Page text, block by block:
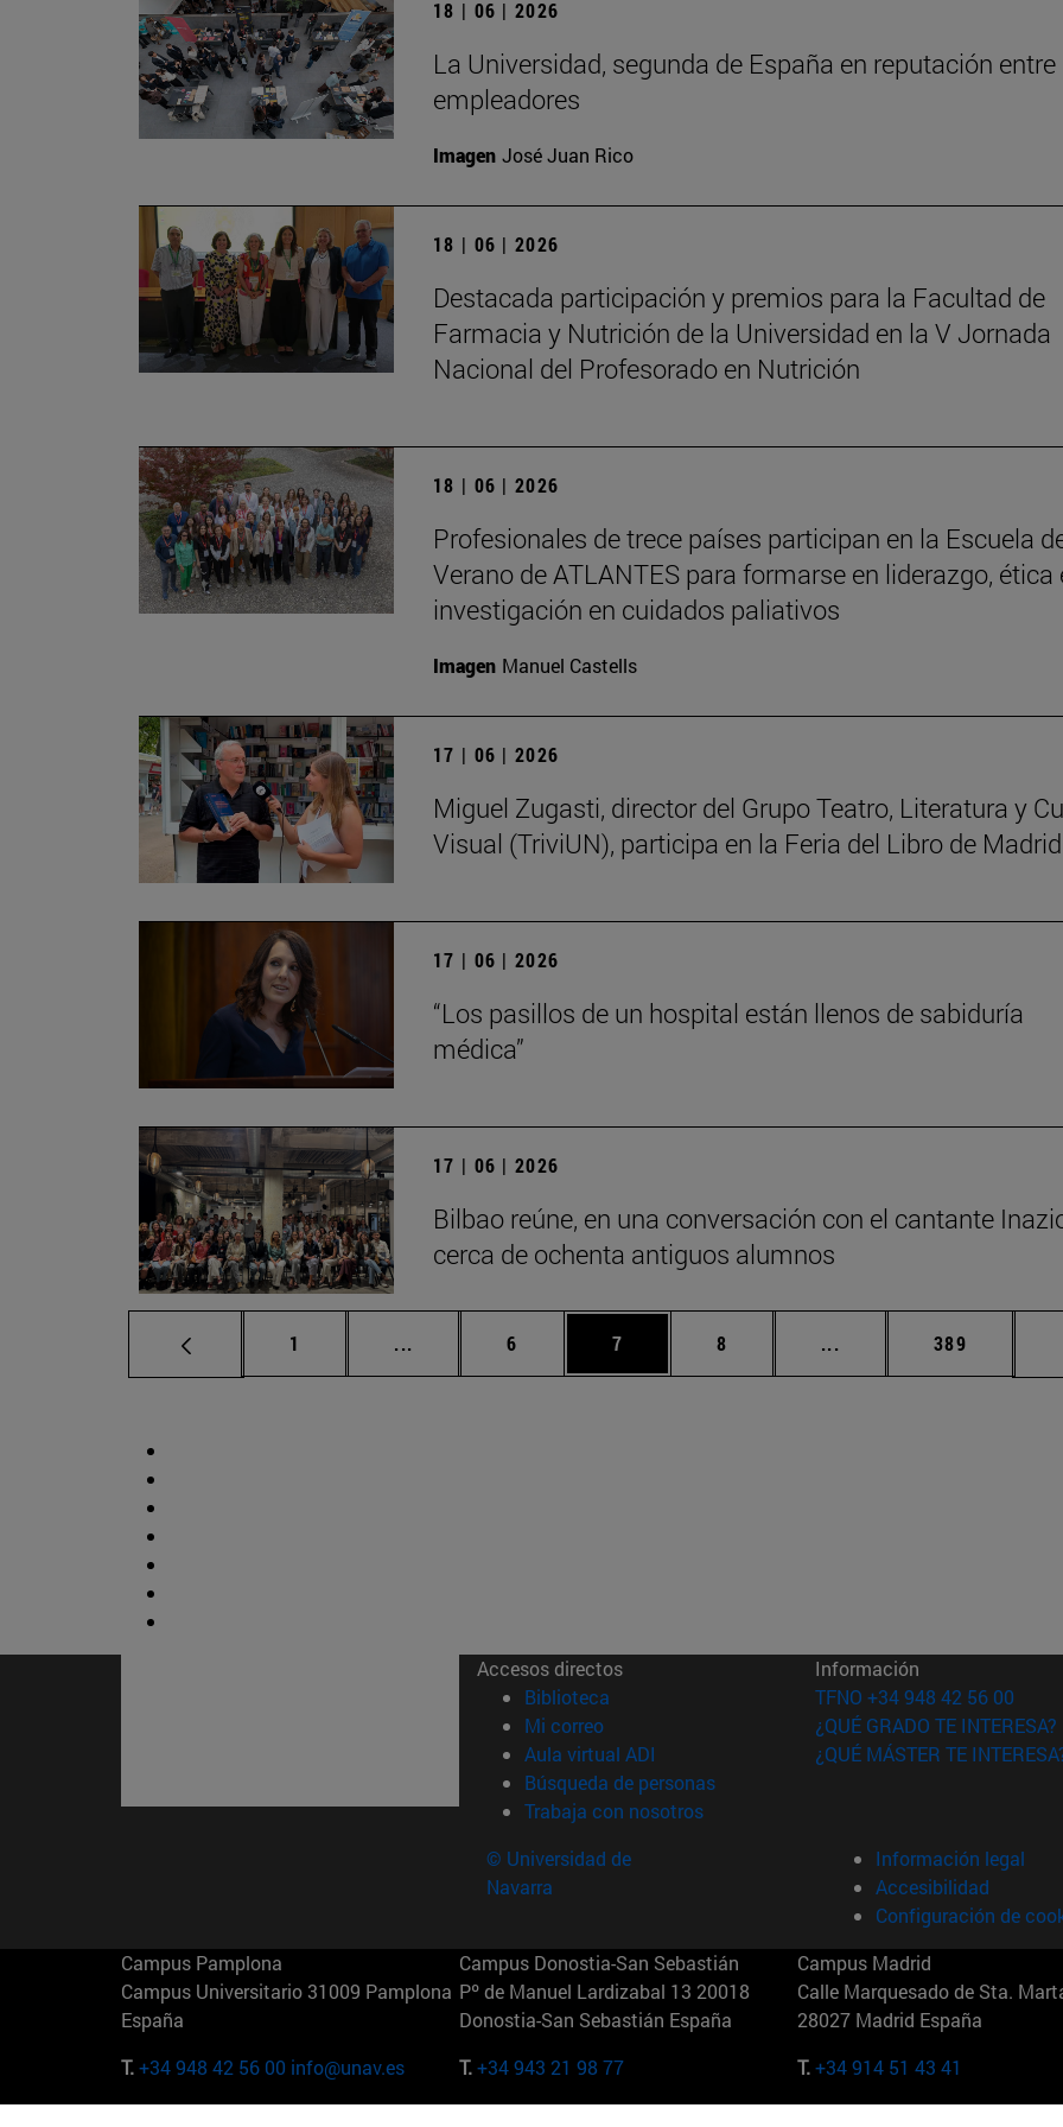
18 | 06 | 2026
La Universidad, segunda de España en reputación entre
empleadores
Imagen José Juan Rico
18 | 06 | 2026
Destacada participación y premios para la Facultad de
Farmacia y Nutrición de la Universidad en la V Jornada
Nacional del Profesorado en Nutrición
18 | 06 | 2026
Profesionales de trece países participan en la Escuela
Verano de ATLANTES para formarse en liderazgo, ética
investigación en cuidados paliativos
Imagen Manuel Castells
17 | 06 | 2026
Miguel Zugasti, director del Grupo Teatro, Literatura y
Visual (TriviUN), participa en la Feria del Libro de Madrid
17 | 06 | 2026
“Los pasillos de un hospital están llenos de sabiduría
médica”
17 | 06 | 2026
Bilbao reúne, en una conversación con el cantante
cerca de ochenta antiguos alumnos
Página
1 ... Páginas intermedias Use TAB para desplazarse.
Página
6 Página
7 Página
8 ... Páginas intermedias
Página
389
Accesos directos
Biblioteca (abre en nueva ventana)
Mi correo(abre en nueva ventana)
Aula virtual ADI (abre en nueva ventana)
Búsqueda de personas(abre en nueva ventana)
Trabaja con nosotros(abre en nueva ventana)
Información
TFNO +34 948 42 56 00
¿QUÉ GRADO TE INTERESA?
¿QUÉ MÁSTER TE
© Universidad de
Navarra
Información legal
Accesibilidad
Configuración de
Campus Pamplona
Campus Universitario 31009 Pamplona
España
T.+34 948 42 56 00 info@unav.es
Campus Donostia-San Sebastián
Pº de Manuel Lardizabal 13 20018
Donostia-San Sebastián España
T.+34 943 21 98 77
Campus Madrid
Calle Marquesado de Sta.
28027 Madrid España
T.+34 914 51 43 41